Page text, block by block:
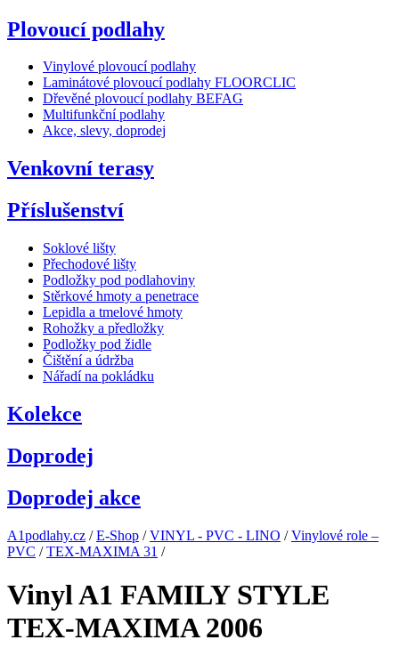
Plovoucí podlahy
Vinylové plovoucí podlahy
Laminátové plovoucí podlahy FLOORCLIC
Dřevěné plovoucí podlahy BEFAG
Multifunkční podlahy
Akce, slevy, doprodej
Venkovní terasy
Příslušenství
Soklové lišty
Přechodové lišty
Podložky pod podlahoviny
Stěrkové hmoty a penetrace
Lepidla a tmelové hmoty
Rohožky a předložky
Podložky pod židle
Čištění a údržba
Nářadí na pokládku
Kolekce
Doprodej
Doprodej akce
A1podlahy.cz /E-Shop /VINYL - PVC - LINO /Vinylové role –
PVC /TEX-MAXIMA 31 /
Vinyl A1 FAMILY STYLE
TEX-MAXIMA 2006